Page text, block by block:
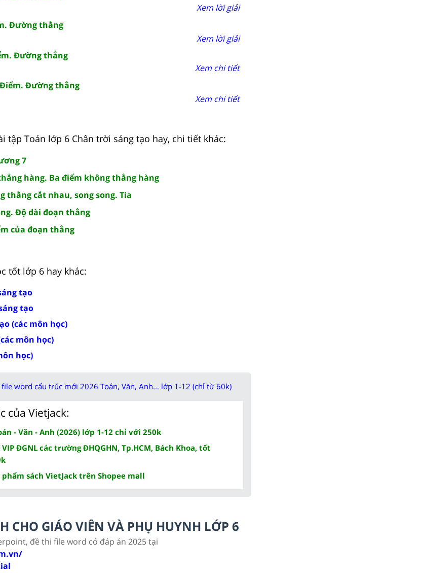
Xem lời giải
Đường thẳng
Xem lời giải
Đường thẳng
Xem chi tiết
Điểm. Đường thẳng
Xem chi tiết
tập Toán lớp 6 Chân trời sáng tạo hay, chi tiết khác:
7
hàng. Ba điểm không thẳng hàng
thẳng cắt nhau, song song. Tia
Độ dài đoạn thẳng
của đoạn thẳng
tốt lớp 6 hay khác:
tạo
tạo
(các môn học)
môn học)
học)
word cấu trúc mới 2026 Toán, Văn, Anh... lớp 1-12 (chỉ từ 60k)
của Vietjack:
- Văn - Anh (2026) lớp 1-12 chỉ với 250k
ĐGNL các trường ĐHQGHN, Tp.HCM, Bách Khoa, tốt
phẩm sách VietJack trên Shopee mall
CHO GIÁO VIÊN VÀ PHỤ HUYNH LỚP 6
đề thi file word có đáp án 2025 tại